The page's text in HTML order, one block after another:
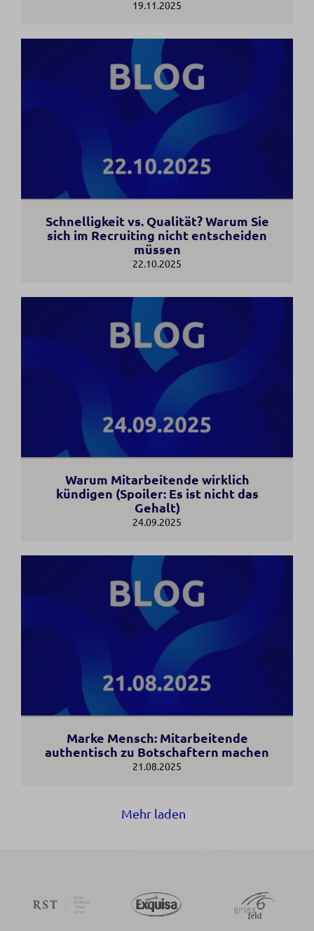
19.11.2025
Schnelligkeit vs. Qualität? Warum Sie
sich im Recruiting nicht entscheiden
müssen
22.10.2025
Warum Mitarbeitende wirklich
kündigen (Spoiler: Es ist nicht das
Gehalt)
24.09.2025
Marke Mensch: Mitarbeitende
authentisch zu Botschaftern machen
21.08.2025
Mehr laden